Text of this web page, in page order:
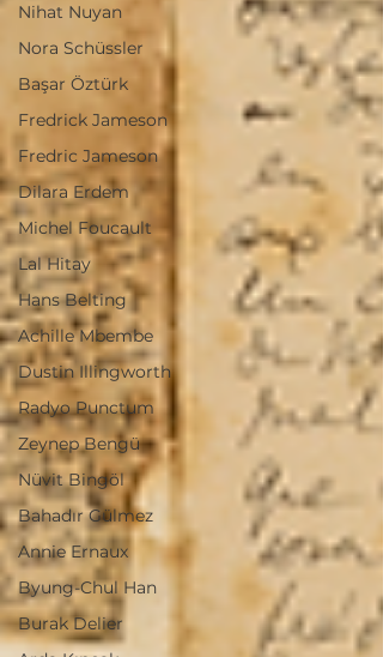
Nihat Nuyan
Nora Schüssler
Başar Öztürk
Fredrick Jameson
Fredric Jameson
Dilara Erdem
Michel Foucault
Lal Hitay
Hans Belting
Achille Mbembe
Dustin Illingworth
Radyo Punctum
Zeynep Bengü
Nüvit Bingöl
Bahadır Gülmez
Annie Ernaux
Byung-Chul Han
Burak Delier